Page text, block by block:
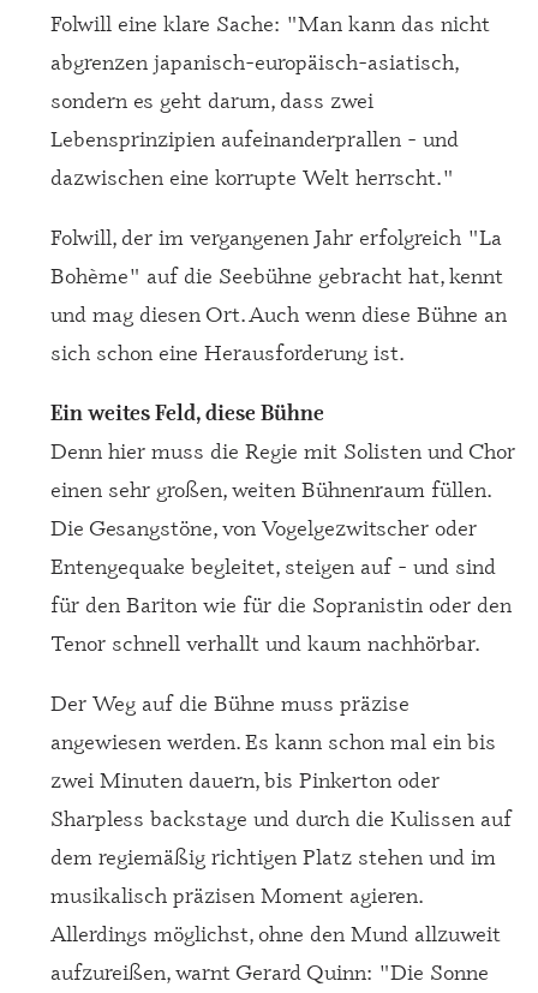
Folwill eine klare Sache: "Man kann das nicht
abgrenzen japanisch-europäisch-asiatisch,
sondern es geht darum, dass zwei
Lebensprinzipien aufeinanderprallen - und
dazwischen eine korrupte Welt herrscht."
Folwill, der im vergangenen Jahr erfolgreich "La
Bohème" auf die Seebühne gebracht hat, kennt
und mag diesen Ort. Auch wenn diese Bühne an
sich schon eine Herausforderung ist.
Ein weites Feld, diese Bühne
Denn hier muss die Regie mit Solisten und Chor
einen sehr großen, weiten Bühnenraum füllen.
Die Gesangstöne, von Vogelgezwitscher oder
Entengequake begleitet, steigen auf - und sind
für den Bariton wie für die Sopranistin oder den
Tenor schnell verhallt und kaum nachhörbar.
Der Weg auf die Bühne muss präzise
angewiesen werden. Es kann schon mal ein bis
zwei Minuten dauern, bis Pinkerton oder
Sharpless backstage und durch die Kulissen auf
dem regiemäßig richtigen Platz stehen und im
musikalisch präzisen Moment agieren.
Allerdings möglichst, ohne den Mund allzuweit
aufzureißen, warnt Gerard Quinn: "Die Sonne